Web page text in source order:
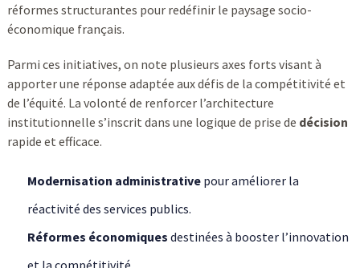
réformes structurantes pour redéfinir le paysage socio-
économique français.
Parmi ces initiatives, on note plusieurs axes forts visant à
apporter une réponse adaptée aux défis de la compétitivité et
de l’équité. La volonté de renforcer l’architecture
institutionnelle s’inscrit dans une logique de prise de décision
rapide et efficace.
Modernisation administrativepour améliorer la
réactivité des services publics.
Réformes économiques destinées à booster l’innovation